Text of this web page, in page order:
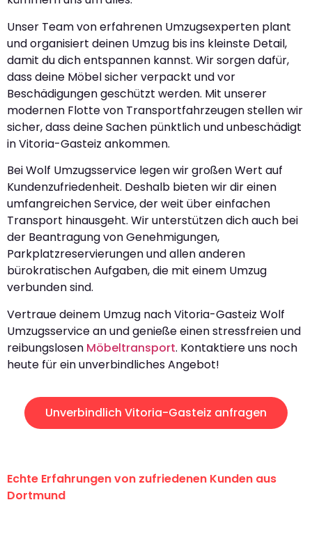
Unser Team von erfahrenen Umzugsexperten plant
und organisiert deinen Umzug bis ins kleinste Detail,
damit du dich entspannen kannst. Wir sorgen dafür,
dass deine Möbel sicher verpackt und vor
Beschädigungen geschützt werden. Mit unserer
modernen Flotte von Transportfahrzeugen stellen wir
sicher, dass deine Sachen pünktlich und unbeschädigt
in Vitoria-Gasteiz ankommen.
Bei Wolf Umzugsservice legen wir großen Wert auf
Kundenzufriedenheit. Deshalb bieten wir dir einen
umfangreichen Service, der weit über einfachen
Transport hinausgeht. Wir unterstützen dich auch bei
der Beantragung von Genehmigungen,
Parkplatzreservierungen und allen anderen
bürokratischen Aufgaben, die mit einem Umzug
verbunden sind.
Vertraue deinem Umzug nach Vitoria-Gasteiz Wolf
Umzugsservice an und genieße einen stressfreien und
reibungslosen Möbeltransport. Kontaktiere uns noch
heute für ein unverbindliches Angebot!
Unverbindlich Vitoria-Gasteiz anfragen
Echte Erfahrungen von zufriedenen Kunden aus
Dortmund